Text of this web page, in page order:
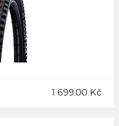
1 699.00 Kč